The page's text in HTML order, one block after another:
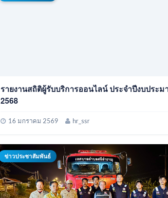
รายงานสถิติผู้รับบริการออนไลน์ ประจำปีงบประ
2568
16 มกราคม 2569 hr_ssr
ข่าวประชาสัมพันธ์